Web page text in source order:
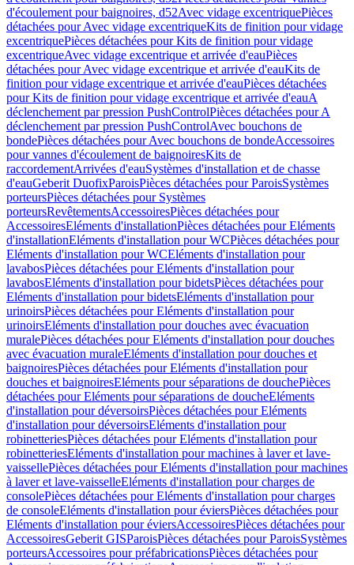
d'écoulement pour baignoires, d52Avec vidage excentriquePièces
détachées pour Avec vidage excentriqueKits de finition pour vidage
excentriquePièces détachées pour Kits de finition pour vidage
excentriqueAvec vidage excentrique et arrivée d'eauPièces
détachées pour Avec vidage excentrique et arrivée d'eauKits de
finition pour vidage excentrique et arrivée d'eauPièces détachées
pour Kits de finition pour vidage excentrique et arrivée d'eauA
déclenchement par pression PushControlPièces détachées pour A
déclenchement par pression PushControlAvec bouchons de
bondePièces détachées pour Avec bouchons de bondeAccessoires
pour vannes d'écoulement de baignoiresKits de
raccordementArrivées d'eauSystèmes d'installation et de chasse
d'eauGeberit DuofixParoisPièces détachées pour ParoisSystèmes
porteursPièces détachées pour Systèmes
porteursRevêtementsAccessoiresPièces détachées pour
AccessoiresEléments d'installationPièces détachées pour Eléments
d'installationEléments d'installation pour WCPièces détachées pour
Eléments d'installation pour WCEléments d'installation pour
lavabosPièces détachées pour Eléments d'installation pour
lavabosEléments d'installation pour bidetsPièces détachées pour
Eléments d'installation pour bidetsEléments d'installation pour
urinoirsPièces détachées pour Eléments d'installation pour
urinoirsEléments d'installation pour douches avec évacuation
muralePièces détachées pour Eléments d'installation pour douches
avec évacuation muraleEléments d'installation pour douches et
baignoiresPièces détachées pour Eléments d'installation pour
douches et baignoiresEléments pour séparations de douchePièces
détachées pour Eléments pour séparations de doucheEléments
d'installation pour déversoirsPièces détachées pour Eléments
d'installation pour déversoirsEléments d'installation pour
robinetteriesPièces détachées pour Eléments d'installation pour
robinetteriesEléments d'installation pour machines à laver et lave-
vaissellePièces détachées pour Eléments d'installation pour machines
à laver et lave-vaisselleEléments d'installation pour charges de
consolePièces détachées pour Eléments d'installation pour charges
de consoleEléments d'installation pour éviersPièces détachées pour
Eléments d'installation pour éviersAccessoiresPièces détachées pour
AccessoiresGeberit GISParoisPièces détachées pour ParoisSystèmes
porteursAccessoires pour préfabricationsPièces détachées pour